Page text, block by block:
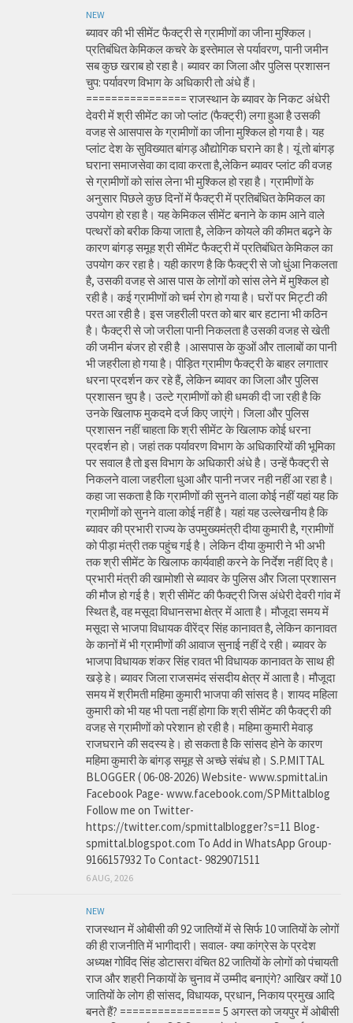
NEW
ब्यावर की भी सीमेंट फैक्ट्री से ग्रामीणों का जीना मुश्किल।
प्रतिबंधित केमिकल कचरे के इस्तेमाल से पर्यावरण, पानी जमीन
सब कुछ खराब हो रहा है। ब्यावर का जिला और पुलिस प्रशासन
चुप: पर्यावरण विभाग के अधिकारी तो अंधे हैं।
================ राजस्थान के ब्यावर के निकट अंधेरी
देवरी में श्री सीमेंट का जो प्लांट (फैक्ट्री) लगा हुआ है उसकी
वजह से आसपास के ग्रामीणों का जीना मुश्किल हो गया है। यह
प्लांट देश के सुविख्यात बांगड़ औद्योगिक घराने का है। यूं तो बांगड़
घराना समाजसेवा का दावा करता है,लेकिन ब्यावर प्लांट की वजह
से ग्रामीणों को सांस लेना भी मुश्किल हो रहा है। ग्रामीणों के
अनुसार पिछले कुछ दिनों में फैक्ट्री में प्रतिबंधित केमिकल का
उपयोग हो रहा है। यह केमिकल सीमेंट बनाने के काम आने वाले
पत्थरों को बरीक किया जाता है, लेकिन कोयले की कीमत बढ़ने के
कारण बांगड़ समूह श्री सीमेंट फैक्ट्री में प्रतिबंधित केमिकल का
उपयोग कर रहा है। यही कारण है कि फैक्ट्री से जो धुंआ निकलता
है, उसकी वजह से आस पास के लोगों को सांस लेने में मुश्किल हो
रही है। कई ग्रामीणों को चर्म रोग हो गया है। घरों पर मिट्टी की
परत आ रही है। इस जहरीली परत को बार बार हटाना भी कठिन
है। फैक्ट्री से जो जरीला पानी निकलता है उसकी वजह से खेती
की जमीन बंजर हो रही है ।आसपास के कुओं और तालाबों का पानी
भी जहरीला हो गया है। पीड़ित ग्रामीण फैक्ट्री के बाहर लगातार
धरना प्रदर्शन कर रहे हैं, लेकिन ब्यावर का जिला और पुलिस
प्रशासन चुप है। उल्टे ग्रामीणों को ही धमकी दी जा रही है कि
उनके खिलाफ मुकदमे दर्ज किए जाएंगे। जिला और पुलिस
प्रशासन नहीं चाहता कि श्री सीमेंट के खिलाफ कोई धरना
प्रदर्शन हो। जहां तक पर्यावरण विभाग के अधिकारियों की भूमिका
पर सवाल है तो इस विभाग के अधिकारी अंधे है। उन्हें फैक्ट्री से
निकलने वाला जहरीला धुआ और पानी नजर नही नहीं आ रहा है।
कहा जा सकता है कि ग्रामीणों की सुनने वाला कोई नहीं यहां यह कि
ग्रामीणों को सुनने वाला कोई नहीं है। यहां यह उल्लेखनीय है कि
ब्यावर की प्रभारी राज्य के उपमुख्यमंत्री दीया कुमारी है, ग्रामीणों
को पीड़ा मंत्री तक पहुंच गई है। लेकिन दीया कुमारी ने भी अभी
तक श्री सीमेंट के खिलाफ कार्यवाही करने के निर्देश नहीं दिए है।
प्रभारी मंत्री की खामोशी से ब्यावर के पुलिस और जिला प्रशासन
की मौज हो गई है। श्री सीमेंट की फैक्ट्री जिस अंधेरी देवरी गांव में
स्थित है, वह मसूदा विधानसभा क्षेत्र में आता है। मौजूदा समय में
मसूदा से भाजपा विधायक वीरेंद्र सिंह कानावत है, लेकिन कानावत
के कानों में भी ग्रामीणों की आवाज सुनाई नहीं दे रही। ब्यावर के
भाजपा विधायक शंकर सिंह रावत भी विधायक कानावत के साथ ही
खड़े हे। ब्यावर जिला राजसमंद संसदीय क्षेत्र में आता है। मौजूदा
समय में श्रीमती महिमा कुमारी भाजपा की सांसद है। शायद महिला
कुमारी को भी यह भी पता नहीं होगा कि श्री सीमेंट की फैक्ट्री की
वजह से ग्रामीणों को परेशान हो रही है। महिमा कुमारी मेवाड़
राजघराने की सदस्य हे। हो सकता है कि सांसद होने के कारण
महिमा कुमारी के बांगड़ समूह से अच्छे संबंध हो। S.P.MITTAL
BLOGGER ( 06-08-2026) Website- www.spmittal.in
Facebook Page- www.facebook.com/SPMittalblog
Follow me on Twitter-
https://twitter.com/spmittalblogger?s=11 Blog-
spmittal.blogspot.com To Add in WhatsApp Group-
9166157932 To Contact- 9829071511
6 AUG, 2026
NEW
राजस्थान में ओबीसी की 92 जातियों में से सिर्फ 10 जातियों के लोगों
की ही राजनीति में भागीदारी। सवाल- क्या कांग्रेस के प्रदेश
अध्यक्ष गोविंद सिंह डोटासरा वंचित 82 जातियों के लोगों को पंचायती
राज और शहरी निकायों के चुनाव में उम्मीद बनाएंगे? आखिर क्यों 10
जातियों के लोग ही सांसद, विधायक, प्रधान, निकाय प्रमुख आदि
बनते हैं? ================ 5 अगस्त को जयपुर में ओबीसी